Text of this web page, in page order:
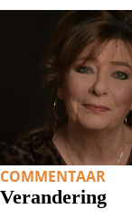
COMMENTAAR
Verandering